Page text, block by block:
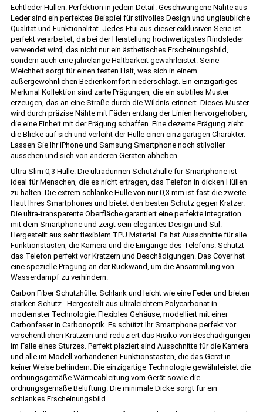
Echtleder Hüllen. Perfektion in jedem Detail. Geschwungene Nähte aus
Leder sind ein perfektes Beispiel für stilvolles Design und unglaubliche
Qualität und Funktionalität. Jedes Etui aus dieser exklusiven Serie ist
perfekt verarbeitet, da bei der Herstellung hochwertigstes Rindsleder
verwendet wird, das nicht nur ein ästhetisches Erscheinungsbild,
sondern auch eine jahrelange Haltbarkeit gewährleistet. Seine
Weichheit sorgt für einen festen Halt, was sich in einem
außergewöhnlichen Bedienkomfort niederschlägt. Ein einzigartiges
Merkmal Kollektion sind zarte Prägungen, die ein subtiles Muster
erzeugen, das an eine Straße durch die Wildnis erinnert. Dieses Muster
wird durch präzise Nähte mit Fäden entlang der Linien hervorgehoben,
die eine Einheit mit der Prägung schaffen. Eine dezente Prägung zieht
die Blicke auf sich und verleiht der Hülle einen einzigartigen Charakter.
Lassen Sie Ihr iPhone und Samsung Smartphone noch stilvoller
aussehen und sich von anderen Geräten abheben.
Ultra Slim 0,3 Hülle. Die ultradünnen Schutzhülle für Smartphone ist
ideal für Menschen, die es nicht ertragen, das Telefon in dicken Hüllen
zu halten. Die extrem schlanke Hülle von nur 0,3 mm ist fast die zweite
Haut Ihres Smartphones und bietet den besten Schutz gegen Kratzer.
Die ultra-transparente Oberfläche garantiert eine perfekte Integration
mit dem Smartphone und zeigt sein elegantes Design und Stil.
Hergestellt aus sehr flexiblem TPU Material. Es hat Ausschnitte für alle
Funktionstasten, die Kamera und die Eingänge des Telefons. Schützt
das Telefon perfekt vor Kratzern und Beschädigungen. Das Cover hat
eine spezielle Prägung an der Rückwand, um die Ansammlung von
Wasserdampf zu verhindern.
Carbon Fiber Schutzhülle. Schlank und leicht wie eine Feder und bieten
starken Schutz.. Hergestellt aus ultraleichtem Polycarbonat in
modernster Technologie. Flexibles Gehäuse, modelliert mit einer
Carbonfaser in Carbonoptik. Es schützt Ihr Smartphone perfekt vor
versehentlichen Kratzern und reduziert das Risiko von Beschädigungen
im Falle eines Sturzes. Perfekt plaziert sind Ausschnitte für die Kamera
und alle im Modell vorhandenen Funktionstasten, die das Gerät in
keiner Weise behindern. Die einzigartige Technologie gewährleistet die
ordnungsgemäße Wärmeableitung vom Gerät sowie die
ordnungsgemäße Belüftung. Die minimale Dicke sorgt für ein
schlankes Erscheinungsbild.